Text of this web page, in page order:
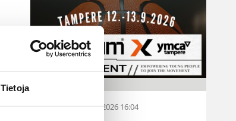
Tietoja
28.07.2026 16:04